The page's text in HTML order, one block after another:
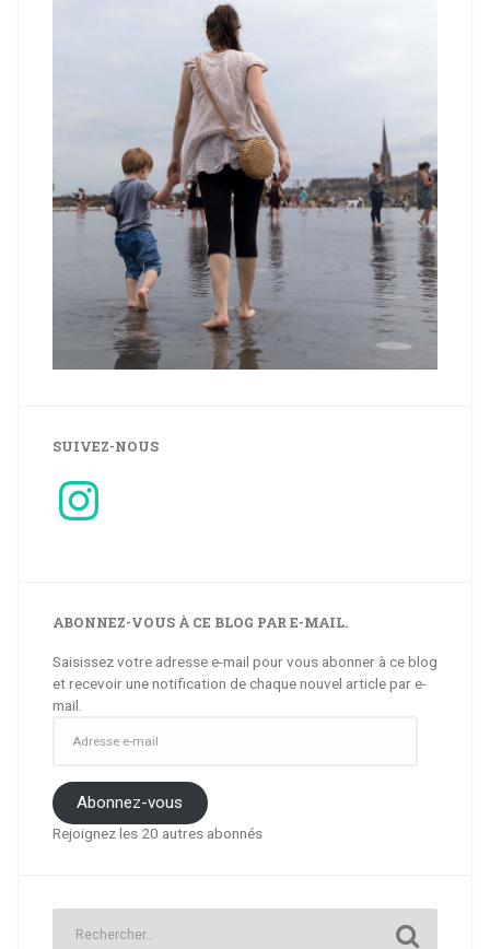
SUIVEZ-NOUS
Instagram
ABONNEZ-VOUS À CE BLOG PAR E-MAIL.
Saisissez votre adresse e-mail pour vous abonner à ce blog
et recevoir une notification de chaque nouvel article par e-
mail.
mail
Abonnez-vous
Rejoignez les 20 autres abonnés